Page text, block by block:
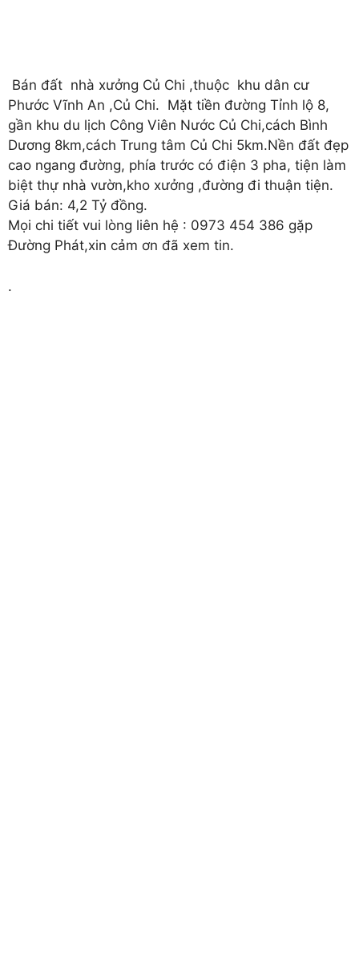
Bán đất nhà xưởng Củ Chi ,thuộc khu dân cư
Phước Vĩnh An ,Củ Chi. Mặt tiền đường Tỉnh lộ 8,
gần khu du lịch Công Viên Nước Củ Chi,cách Bình
Dương 8km,cách Trung tâm Củ Chi 5km.Nền đất đẹp
cao ngang đường, phía trước có điện 3 pha, tiện làm
biệt thự nhà vườn,kho xưởng ,đường đi thuận tiện.
Giá bán: 4,2 Tỷ đồng.
Mọi chi tiết vui lòng liên hệ : 0973 454 386 gặp
Đường Phát,xin cảm ơn đã xem tin.
.